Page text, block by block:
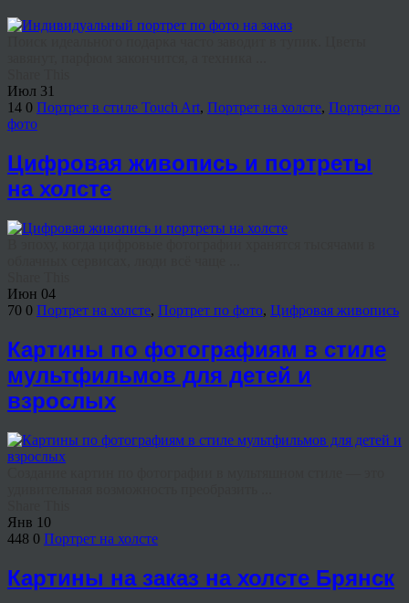
Июл 31
14 0 Портрет в стиле Touch Art, Портрет на холсте, Портрет по
фото
Цифровая живопись и портреты
на холсте
Июн 04
70 0 Портрет на холсте, Портрет по фото, Цифровая живопись
Картины по фотографиям в стиле
мультфильмов для детей и
взрослых
Янв 10
448 0 Портрет на холсте
Картины на заказ на холсте Брянск